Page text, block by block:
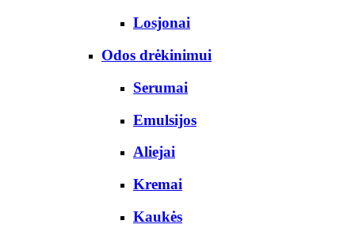
Losjonai
Odos drėkinimui
Serumai
Emulsijos
Aliejai
Kremai
Kaukės